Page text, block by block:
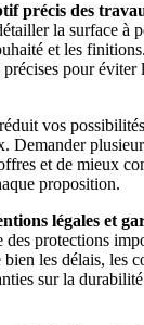
précis des
la surface à
et les
pour éviter
réduit vos
Demander
et de mieux
proposition.
légales et
protections
les délais, les
sur la